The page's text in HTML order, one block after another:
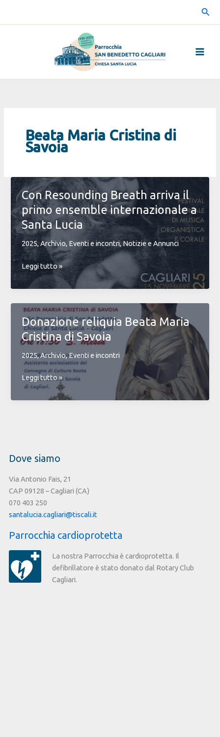
Beata Maria Cristina di
Savoia
Con Resounding Breath arriva il
primo ensemble internazionale a
Santa Lucia
2025,Archivio, Eventi e incontri,Notizie e Annunci
Con
Resounding
Breath
il
primo
ensemble
internazionale
a
Santa
Lucia
Leggi tutto »
Donazione reliquia Beata Maria
Cristina di Savoia
2025,Archivio,Eventi e incontri
Donazione
reliquia
Beata
Leggi tutto »
Dove siamo
Via Antonio Fais, 21
CAP 09128 – Cagliari (CA)
070 403 250
santalucia.cagliari@tiscali.it
Parrocchia cardioprotetta
La nostra Parrocchia è cardioprotetta. Il
defibrillatore è stato donato dal Rotary Club
Cagliari.